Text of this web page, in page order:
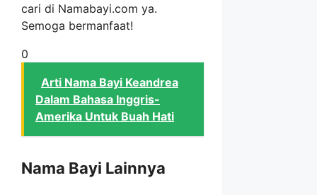
cari di Namabayi.com ya.
Semoga bermanfaat!
0
Arti Nama Bayi Keandrea
Dalam Bahasa Inggris-
Amerika Untuk Buah Hati
Nama Bayi Lainnya